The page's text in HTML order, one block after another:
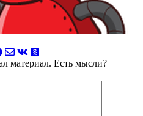
материал. Есть мысли?